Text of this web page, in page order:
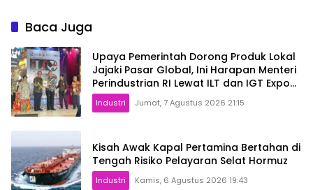
Baca Juga
Upaya Pemerintah Dorong Produk Lokal
Jajaki Pasar Global, Ini Harapan Menteri
Perindustrian RI Lewat ILT dan IGT Expo
2026
Industri Jumat, 7 Agustus 2026 21:15
Kisah Awak Kapal Pertamina Bertahan di
Tengah Risiko Pelayaran Selat Hormuz
Industri Kamis, 6 Agustus 2026 19:43